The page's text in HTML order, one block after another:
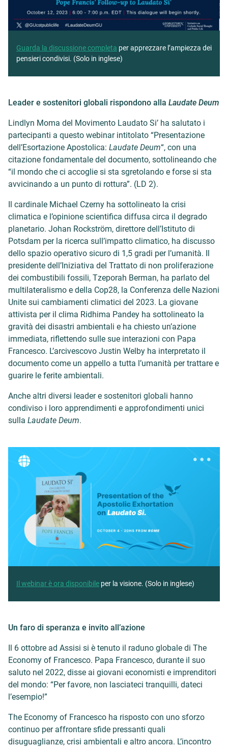
Guarda la discussione completa per apprezzare l’ampiezza dei
pensieri condivisi. (Solo in inglese)
Leader e sostenitori globali rispondono alla Laudate Deum
Lindlyn Moma del Movimento Laudato Si’ ha salutato i
partecipanti a questo webinar intitolato “Presentazione
dell’Esortazione Apostolica: Laudate Deum“, con una
citazione fondamentale del documento, sottolineando che
“il mondo che ci accoglie si sta sgretolando e forse si sta
avvicinando a un punto di rottura”. (LD 2).
Il cardinale Michael Czerny ha sottolineato la crisi
climatica e l’opinione scientifica diffusa circa il degrado
planetario. Johan Rockström, direttore dell’Istituto di
Potsdam per la ricerca sull’impatto climatico, ha discusso
dello spazio operativo sicuro di 1,5 gradi per l’umanità. Il
presidente dell’Iniziativa del Trattato di non proliferazione
dei combustibili fossili, Tzeporah Berman, ha parlato del
multilateralismo e della Cop28, la Conferenza delle Nazioni
Unite sui cambiamenti climatici del 2023. La giovane
attivista per il clima Ridhima Pandey ha sottolineato la
gravità dei disastri ambientali e ha chiesto un’azione
immediata, riflettendo sulle sue interazioni con Papa
Francesco. L’arcivescovo Justin Welby ha interpretato il
documento come un appello a tutta l’umanità per trattare e
guarire le ferite ambientali.
Anche altri diversi leader e sostenitori globali hanno
condiviso i loro apprendimenti e approfondimenti unici
sulla Laudate Deum.
Il webinar è ora disponibile per la visione. (Solo in inglese)
Un faro di speranza e invito all’azione
Il 6 ottobre ad Assisi si è tenuto il raduno globale di The
Economy of Francesco. Papa Francesco, durante il suo
saluto nel 2022, disse ai giovani economisti e imprenditori
del mondo: “Per favore, non lasciateci tranquilli, dateci
l’esempio!”
The Economy of Francesco ha risposto con uno sforzo
continuo per affrontare sfide pressanti quali
disuguaglianze, crisi ambientali e altro ancora. L’incontro